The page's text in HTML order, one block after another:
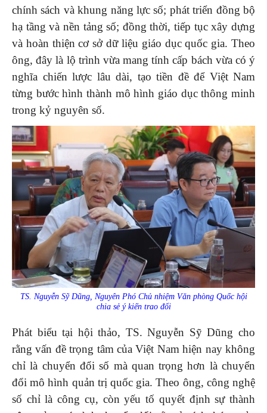
chính sách và khung năng lực số; phát triển đồng bộ
hạ tầng và nền tảng số; đồng thời, tiếp tục xây dựng
và hoàn thiện cơ sở dữ liệu giáo dục quốc gia. Theo
ông, đây là lộ trình vừa mang tính cấp bách vừa có ý
nghĩa chiến lược lâu dài, tạo tiền đề để Việt Nam
từng bước hình thành mô hình giáo dục thông minh
trong kỷ nguyên số.
TS. Nguyễn Sỹ Dũng, Nguyên Phó Chủ nhiệm Văn phòng Quốc hội
chia sẻ ý kiến trao đổi
Phát biểu tại hội thảo, TS. Nguyễn Sỹ Dũng cho
rằng vấn đề trọng tâm của Việt Nam hiện nay không
chỉ là chuyển đổi số mà quan trọng hơn là chuyển
đổi mô hình quản trị quốc gia. Theo ông, công nghệ
số chỉ là công cụ, còn yếu tố quyết định sự thành